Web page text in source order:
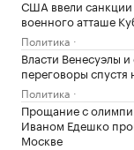
США ввели
военного атташе
Политика
Власти Венесуэлы
переговоры
Политика
Прощание с
Иваном Едешко
Москве